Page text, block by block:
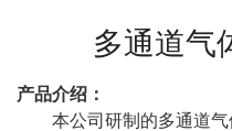
多通道气
产品介绍：
本公司研制的多通道